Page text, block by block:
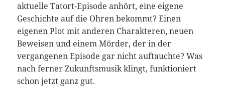
aktuelle Tatort-Episode anhört, eine eigene
Geschichte auf die Ohren bekommt? Einen
eigenen Plot mit anderen Charakteren, neuen
Beweisen und einem Mörder, der in der
vergangenen Episode gar nicht auftauchte? Was
nach ferner Zukunftsmusik klingt, funktioniert
schon jetzt ganz gut.